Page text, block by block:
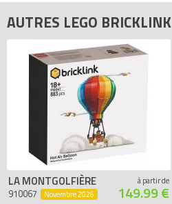
AUTRES LEGO BRICKLINK
LA MONTGOLFIÈRE
910067 Novembre 2026
à partir de
149.99 €